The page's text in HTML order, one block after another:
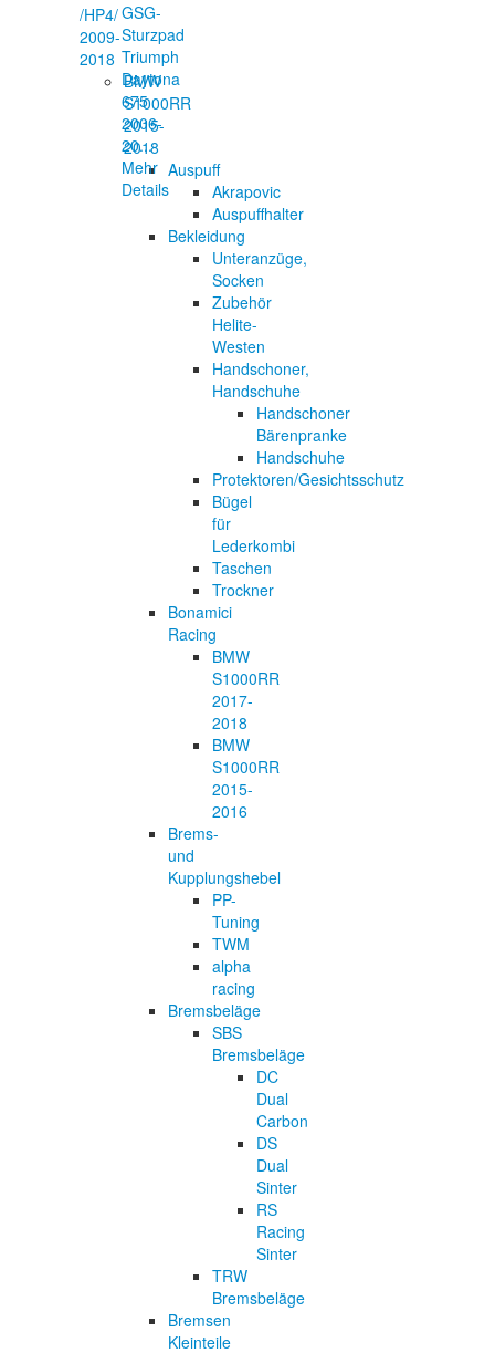
/HP4/
2009-
2018
BMW
S1000RR
2015-
2018
Auspuff
Akrapovic
Auspuffhalter
Bekleidung
Unteranzüge,
Socken
Zubehör
Helite-
Westen
Handschoner,
Handschuhe
Handschoner
Bärenpranke
Handschuhe
Protektoren/Gesichtsschutz
Bügel
für
Lederkombi
Taschen
Trockner
Bonamici
Racing
BMW
S1000RR
2017-
2018
BMW
S1000RR
2015-
2016
Brems-
und
Kupplungshebel
PP-
Tuning
TWM
alpha
racing
Bremsbeläge
SBS
Bremsbeläge
DC
Dual
Carbon
DS
Dual
Sinter
RS
Racing
Sinter
TRW
Bremsbeläge
Bremsen
Kleinteile
GSG-
Sturzpad
Triumph
Daytona
675
2006-
20...
Mehr
Details